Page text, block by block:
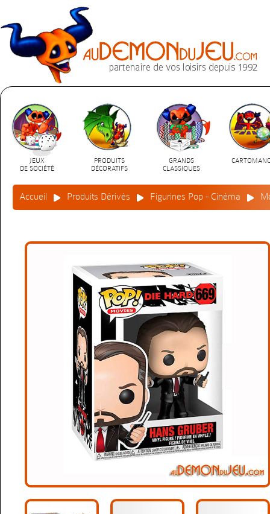
JEUX
DE SOCIÉTÉ
PRODUITS
DÉCORATIFS
GRANDS
CLASSIQUES
Accueil Produits Dérivés Figurines Pop - Cinéma